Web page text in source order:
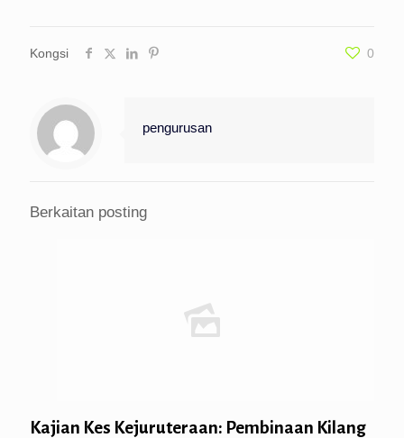
Kongsi 0
pengurusan
Berkaitan posting
Kajian Kes Kejuruteraan: Pembinaan Kilang